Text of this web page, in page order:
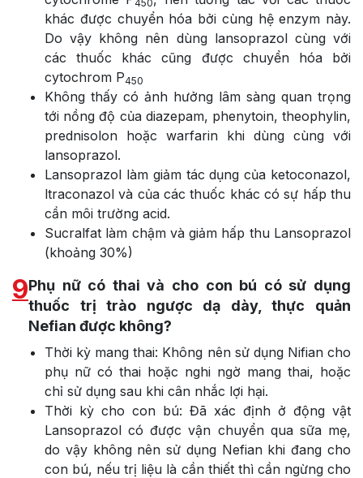
450
khác được chuyển hóa bởi cùng hệ enzym này.
Do vậy không nên dùng lansoprazol cùng với
các thuốc khác cũng được chuyển hóa bởi
cytochrom P450
Không thấy có ảnh hưởng lâm sàng quan trọng
tới nồng độ của diazepam, phenytoin, theophylin,
prednisolon hoặc warfarin khi dùng cùng với
lansoprazol.
Lansoprazol làm giảm tác dụng của ketoconazol,
ltraconazol và của các thuốc khác có sự hấp thu
cần môi trường acid.
Sucralfat làm chậm và giảm hấp thu Lansoprazol
(khoảng 30%)
9Phụ nữ có thai và cho con bú có sử dụng
thuốc trị trào ngược dạ dày, thực quản
Nefian được không?
Thời kỳ mang thai: Không nên sử dụng Nifian cho
phụ nữ có thai hoặc nghi ngờ mang thai, hoặc
chỉ sử dụng sau khi cân nhắc lợi hại.
Thời kỳ cho con bú: Đã xác định ở động vật
Lansoprazol có được vận chuyển qua sữa mẹ,
do vậy không nên sử dụng Nefian khi đang cho
con bú, nếu trị liệu là cần thiết thì cần ngừng cho